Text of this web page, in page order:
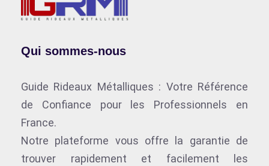
Qui sommes-nous
Guide Rideaux Métalliques : Votre Référence
de Confiance pour les Professionnels en
France.
Notre plateforme vous offre la garantie de
trouver rapidement et facilement les